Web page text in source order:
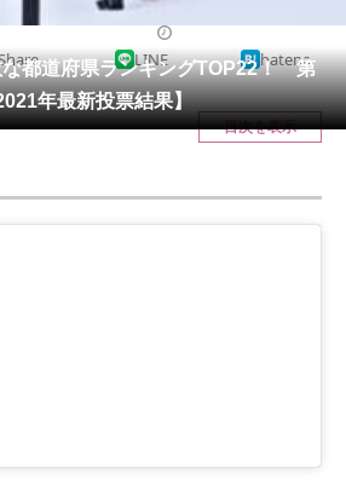
リサーチ
ページ
な都道府県ランキングTOP22！ 第
年最新投票結果】
LINE hatena
目次を表示